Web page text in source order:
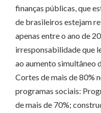
finanças públicas, que
de brasileiros estejam
apenas entre o ano de
irresponsabilidade que
ao aumento simultâneo
Cortes de mais de 80%
programas sociais:
de mais de 70%;